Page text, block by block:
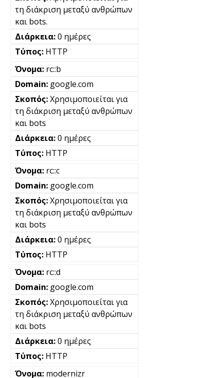
τη διάκριση μεταξύ ανθρώπων
και bots.
0 ημέρες
HTTP
rc::b
google.com
Χρησιμοποιείται για
τη διάκριση μεταξύ ανθρώπων
και bots
0 ημέρες
HTTP
rc::c
google.com
Χρησιμοποιείται για
τη διάκριση μεταξύ ανθρώπων
και bots
0 ημέρες
HTTP
rc::d
google.com
Χρησιμοποιείται για
τη διάκριση μεταξύ ανθρώπων
και bots
0 ημέρες
HTTP
modernizr